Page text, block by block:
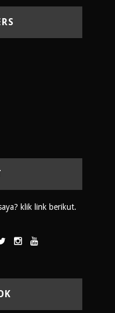
klik link berikut.